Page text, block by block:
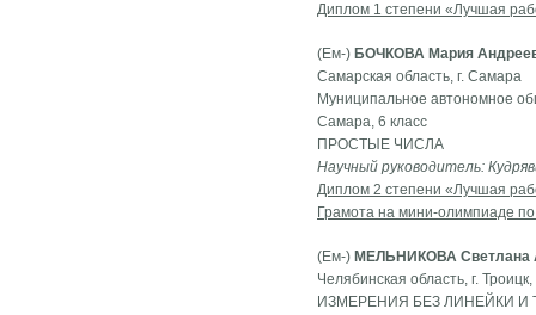
Диплом 1 степени «Лучшая
(Ем-) БОЧКОВА Мария
Самарская область, г. Самара
Муниципальное автономное
Самара, 6 класс
ПРОСТЫЕ ЧИСЛА
Научный руководитель:
Диплом 2 степени «Лучшая
Грамота на мини-олимпиаде
(Ем-) МЕЛЬНИКОВА Светлана
Челябинская область, г.
ИЗМЕРЕНИЯ БЕЗ ЛИНЕЙКИ И